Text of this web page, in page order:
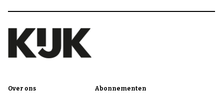
Over ons Abonnementen